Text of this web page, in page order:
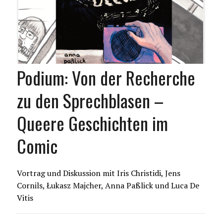
Podium: Von der Recherche
zu den Sprechblasen –
Queere Geschichten im
Comic
Vortrag und Diskussion mit Iris Christidi, Jens
Cornils, Łukasz Majcher, Anna Paßlick und Luca De
Vitis